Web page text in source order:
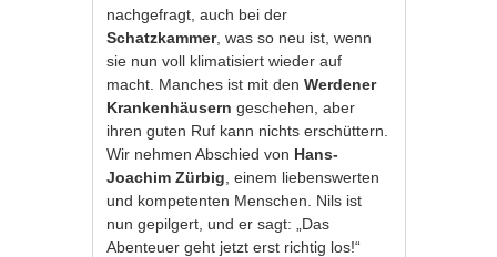
nachgefragt, auch bei der
Schatzkammer, was so neu ist, wenn
sie nun voll klimatisiert wieder auf
macht. Manches ist mit denWerdener
Krankenhäusern geschehen, aber
ihren guten Ruf kann nichts erschüttern.
Wir nehmen Abschied von Hans-
Joachim Zürbig , einem liebenswerten
und kompetenten Menschen. Nils ist
nun gepilgert, und er sagt: „Das
Abenteuer geht jetzt erst richtig los!“